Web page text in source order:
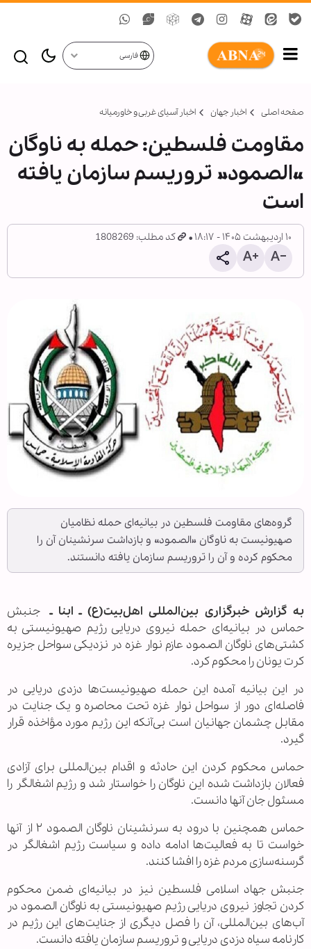
فارسی
صفحه اصلی اخبار جهان اخبار آسیای غربی و خاورمیانه
مقاومت فلسطین: حمله به ناوگان
«الصمود» تروریسم سازمان یافته
است
۱۰ اردیبهشت ۱۴۰۵ - ۱۸:۱۷ کد مطلب: 1808269
گروه‌های مقاومت فلسطین در بیانیه‌ای حمله نظامیان
صهیونیست به ناوگان «الصمود» و بازداشت سرنشینان آن را
محکوم کرده و آن را تروریسم سازمان یافته دانستند.
به گزارش خبرگزاری بین‌المللی اهل‌بیت(ع) ـ ابنا ـجنبش
حماس در بیانیه‌ای حمله نیروی دریایی رژیم صهیونیستی به
کشتی‌های ناوگان الصمود عازم نوار غزه در نزدیکی سواحل جزیره
کرت یونان را محکوم کرد.
در این بیانیه آمده این حمله صهیونیست‌ها دزدی دریایی در
فاصله‌ای دور از سواحل نوار غزه تحت محاصره و یک جنایت در
مقابل چشمان جهانیان است بی‌آنکه این رژیم مورد مؤاخذه قرار
گیرد.
حماس محکوم کردن این حادثه و اقدام بین‌المللی برای آزادی
فعالان بازداشت شده این ناوگان را خواستار شد و رژیم اشغالگر را
مسئول جان آنها دانست.
حماس همچنین با درود به سرنشینان ناوگان الصمود ۲ از آنها
خواست تا به فعالیت‌ها ادامه داده و سیاست رژیم اشغالگر در
گرسنه‌سازی مردم غزه را افشا کنند.
جنبش جهاد اسلامی فلسطین نیز در بیانیه‌ای ضمن محکوم
کردن تجاوز نیروی دریایی رژیم صهیونیستی به ناوگان الصمود در
آب‌های بین‌المللی، آن را فصل دیگری از جنایت‌های این رژیم در
کارنامه سیاه دزدی دریایی و تروریسم سازمان یافته دانست.